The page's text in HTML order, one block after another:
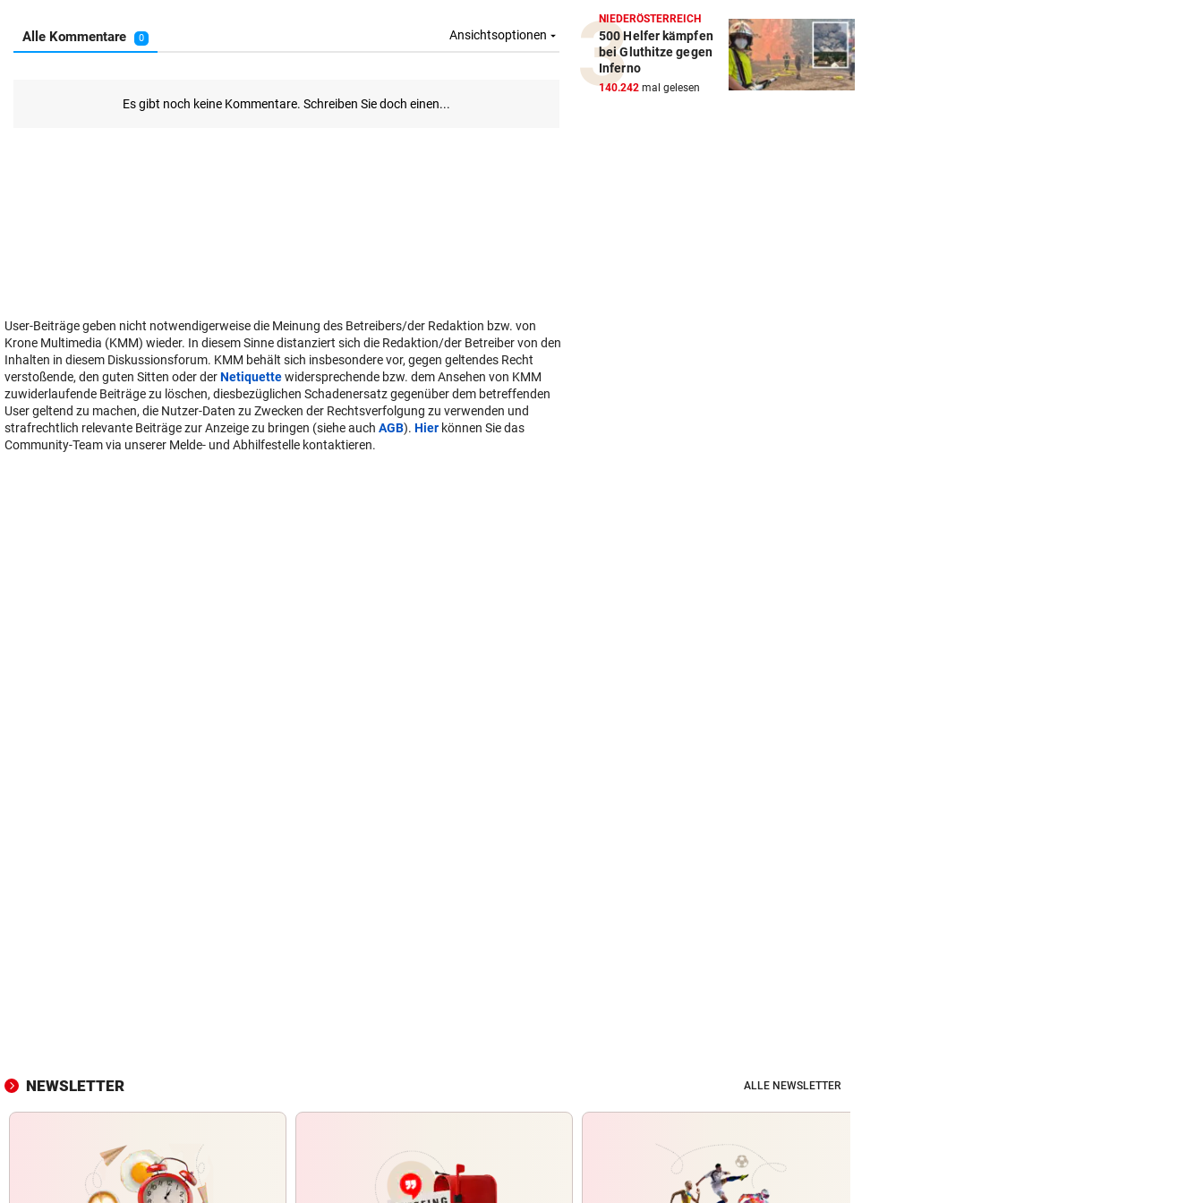
User-Beiträge geben nicht notwendigerweise die Meinung des Betreibers/der Redaktion bzw. von
Krone Multimedia (KMM) wieder. In diesem Sinne distanziert sich die Redaktion/der Betreiber von den
Inhalten in diesem Diskussionsforum. KMM behält sich insbesondere vor, gegen geltendes Recht
verstoßende, den guten Sitten oder derNetiquettewidersprechende bzw. dem Ansehen von KMM
zuwiderlaufende Beiträge zu löschen, diesbezüglichen Schadenersatz gegenüber dem betreffenden
User geltend zu machen, die Nutzer-Daten zu Zwecken der Rechtsverfolgung zu verwenden und
strafrechtlich relevante Beiträge zur Anzeige zu bringen (siehe auch AGB). Hier können Sie das
Community-Team via unserer Melde- und Abhilfestelle kontaktieren.
NIEDERÖSTERREICH
500 Helfer kämpfen
bei Gluthitze gegen
Inferno
140.242 mal gelesen
NEWSLETTER ALLE NEWSLETTER